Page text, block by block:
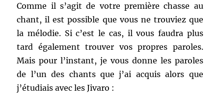
Comme il s’agit de votre première chasse au
chant, il est possible que vous ne trouviez que
la mélodie. Si c’est le cas, il vous faudra plus
tard également trouver vos propres paroles.
Mais pour l’instant, je vous donne les paroles
de l’un des chants que j’ai acquis alors que
j’étudiais avec les Jivaro :